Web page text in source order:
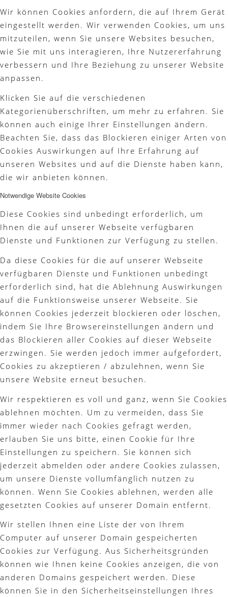
Platzreife
Golfregeln
Kurse
Wir können Cookies anfordern, die auf Ihrem Gerät
eingestellt werden. Wir verwenden Cookies, um uns
mitzuteilen, wenn Sie unsere Websites besuchen,
wie Sie mit uns interagieren, Ihre Nutzererfahrung
verbessern und Ihre Beziehung zu unserer Website
anpassen.
Klicken Sie auf die verschiedenen
Kategorienüberschriften, um mehr zu erfahren. Sie
können auch einige Ihrer Einstellungen ändern.
Beachten Sie, dass das Blockieren einiger Arten von
Cookies Auswirkungen auf Ihre Erfahrung auf
unseren Websites und auf die Dienste haben kann,
die wir anbieten können.
Notwendige Website Cookies
Diese Cookies sind unbedingt erforderlich, um
Ihnen die auf unserer Webseite verfügbaren
Dienste und Funktionen zur Verfügung zu stellen.
Da diese Cookies für die auf unserer Webseite
verfügbaren Dienste und Funktionen unbedingt
erforderlich sind, hat die Ablehnung Auswirkungen
auf die Funktionsweise unserer Webseite. Sie
können Cookies jederzeit blockieren oder löschen,
indem Sie Ihre Browsereinstellungen ändern und
das Blockieren aller Cookies auf dieser Webseite
erzwingen. Sie werden jedoch immer aufgefordert,
Cookies zu akzeptieren / abzulehnen, wenn Sie
unsere Website erneut besuchen.
Wir respektieren es voll und ganz, wenn Sie Cookies
ablehnen möchten. Um zu vermeiden, dass Sie
immer wieder nach Cookies gefragt werden,
erlauben Sie uns bitte, einen Cookie für Ihre
Einstellungen zu speichern. Sie können sich
jederzeit abmelden oder andere Cookies zulassen,
um unsere Dienste vollumfänglich nutzen zu
können. Wenn Sie Cookies ablehnen, werden alle
gesetzten Cookies auf unserer Domain entfernt.
Wir stellen Ihnen eine Liste der von Ihrem
Computer auf unserer Domain gespeicherten
Cookies zur Verfügung. Aus Sicherheitsgründen
können wie Ihnen keine Cookies anzeigen, die von
anderen Domains gespeichert werden. Diese
können Sie in den Sicherheitseinstellungen Ihres